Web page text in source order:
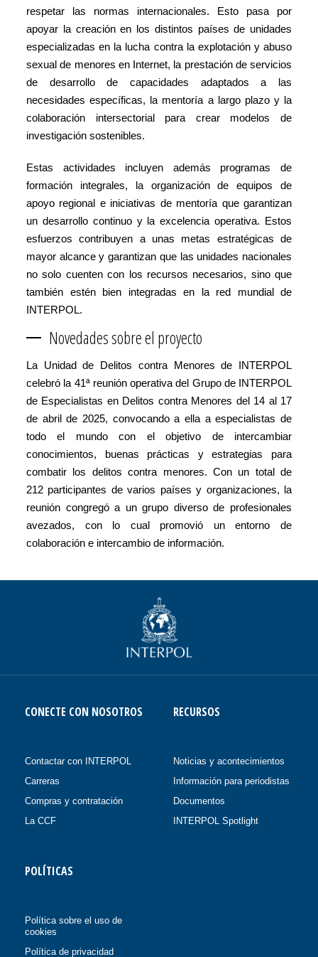
respetar las normas internacionales. Esto pasa por
apoyar la creación en los distintos países de unidades
especializadas en la lucha contra la explotación y abuso
sexual de menores en Internet, la prestación de servicios
de desarrollo de capacidades adaptados a las
necesidades específicas, la mentoría a largo plazo y la
colaboración intersectorial para crear modelos de
investigación sostenibles.
Estas actividades incluyen además programas de
formación integrales, la organización de equipos de
apoyo regional e iniciativas de mentoría que garantizan
un desarrollo continuo y la excelencia operativa. Estos
esfuerzos contribuyen a unas metas estratégicas de
mayor alcance y garantizan que las unidades nacionales
no solo cuenten con los recursos necesarios, sino que
también estén bien integradas en la red mundial de
INTERPOL.
Novedades sobre el proyecto
La Unidad de Delitos contra Menores de INTERPOL
celebró la 41ª reunión operativa del Grupo de INTERPOL
de Especialistas en Delitos contra Menores del 14 al 17
de abril de 2025, convocando a ella a especialistas de
todo el mundo con el objetivo de intercambiar
conocimientos, buenas prácticas y estrategias para
combatir los delitos contra menores. Con un total de
212 participantes de varios países y organizaciones, la
reunión congregó a un grupo diverso de profesionales
avezados, con lo cual promovió un entorno de
colaboración e intercambio de información.
CONECTE CON NOSOTROS
Contactar con INTERPOL
Carreras
Compras y contratación
La CCF
RECURSOS
Noticias y acontecimientos
Información para periodistas
Documentos
INTERPOL Spotlight
POLÍTICAS
Política sobre el uso de
cookies
Política de privacidad